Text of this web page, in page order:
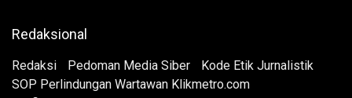
Redaksional
Redaksi Pedoman Media Siber
Kode Etik Jurnalistik
SOP Perlindungan Wartawan Klikmetro.com